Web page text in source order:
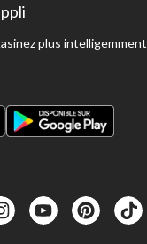
plus intelligemment